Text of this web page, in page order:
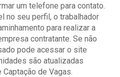
um telefone para contato.
no seu perfil, o trabalhador
para realizar a
contratante. Se não
pode acessar o site
são atualizadas
de Vagas.